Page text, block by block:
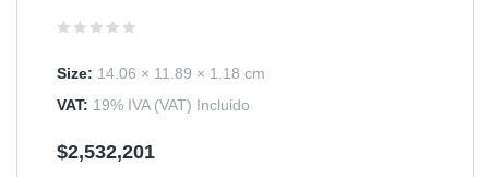
0
5
Size: 14.06 × 11.89 × 1.18 cm
VAT: 19% IVA (VAT) Incluido
$2,532,201